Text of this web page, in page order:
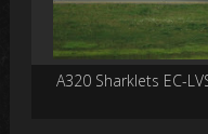
A320 Sharklets EC-